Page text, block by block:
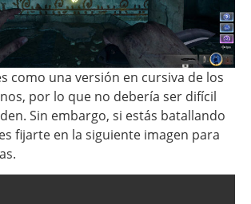
como una versión en cursiva de los
por lo que no debería ser difícil
Sin embargo, si estás batallando
fijarte en la siguiente imagen para